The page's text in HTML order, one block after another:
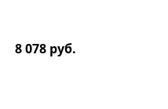
8 078 руб.